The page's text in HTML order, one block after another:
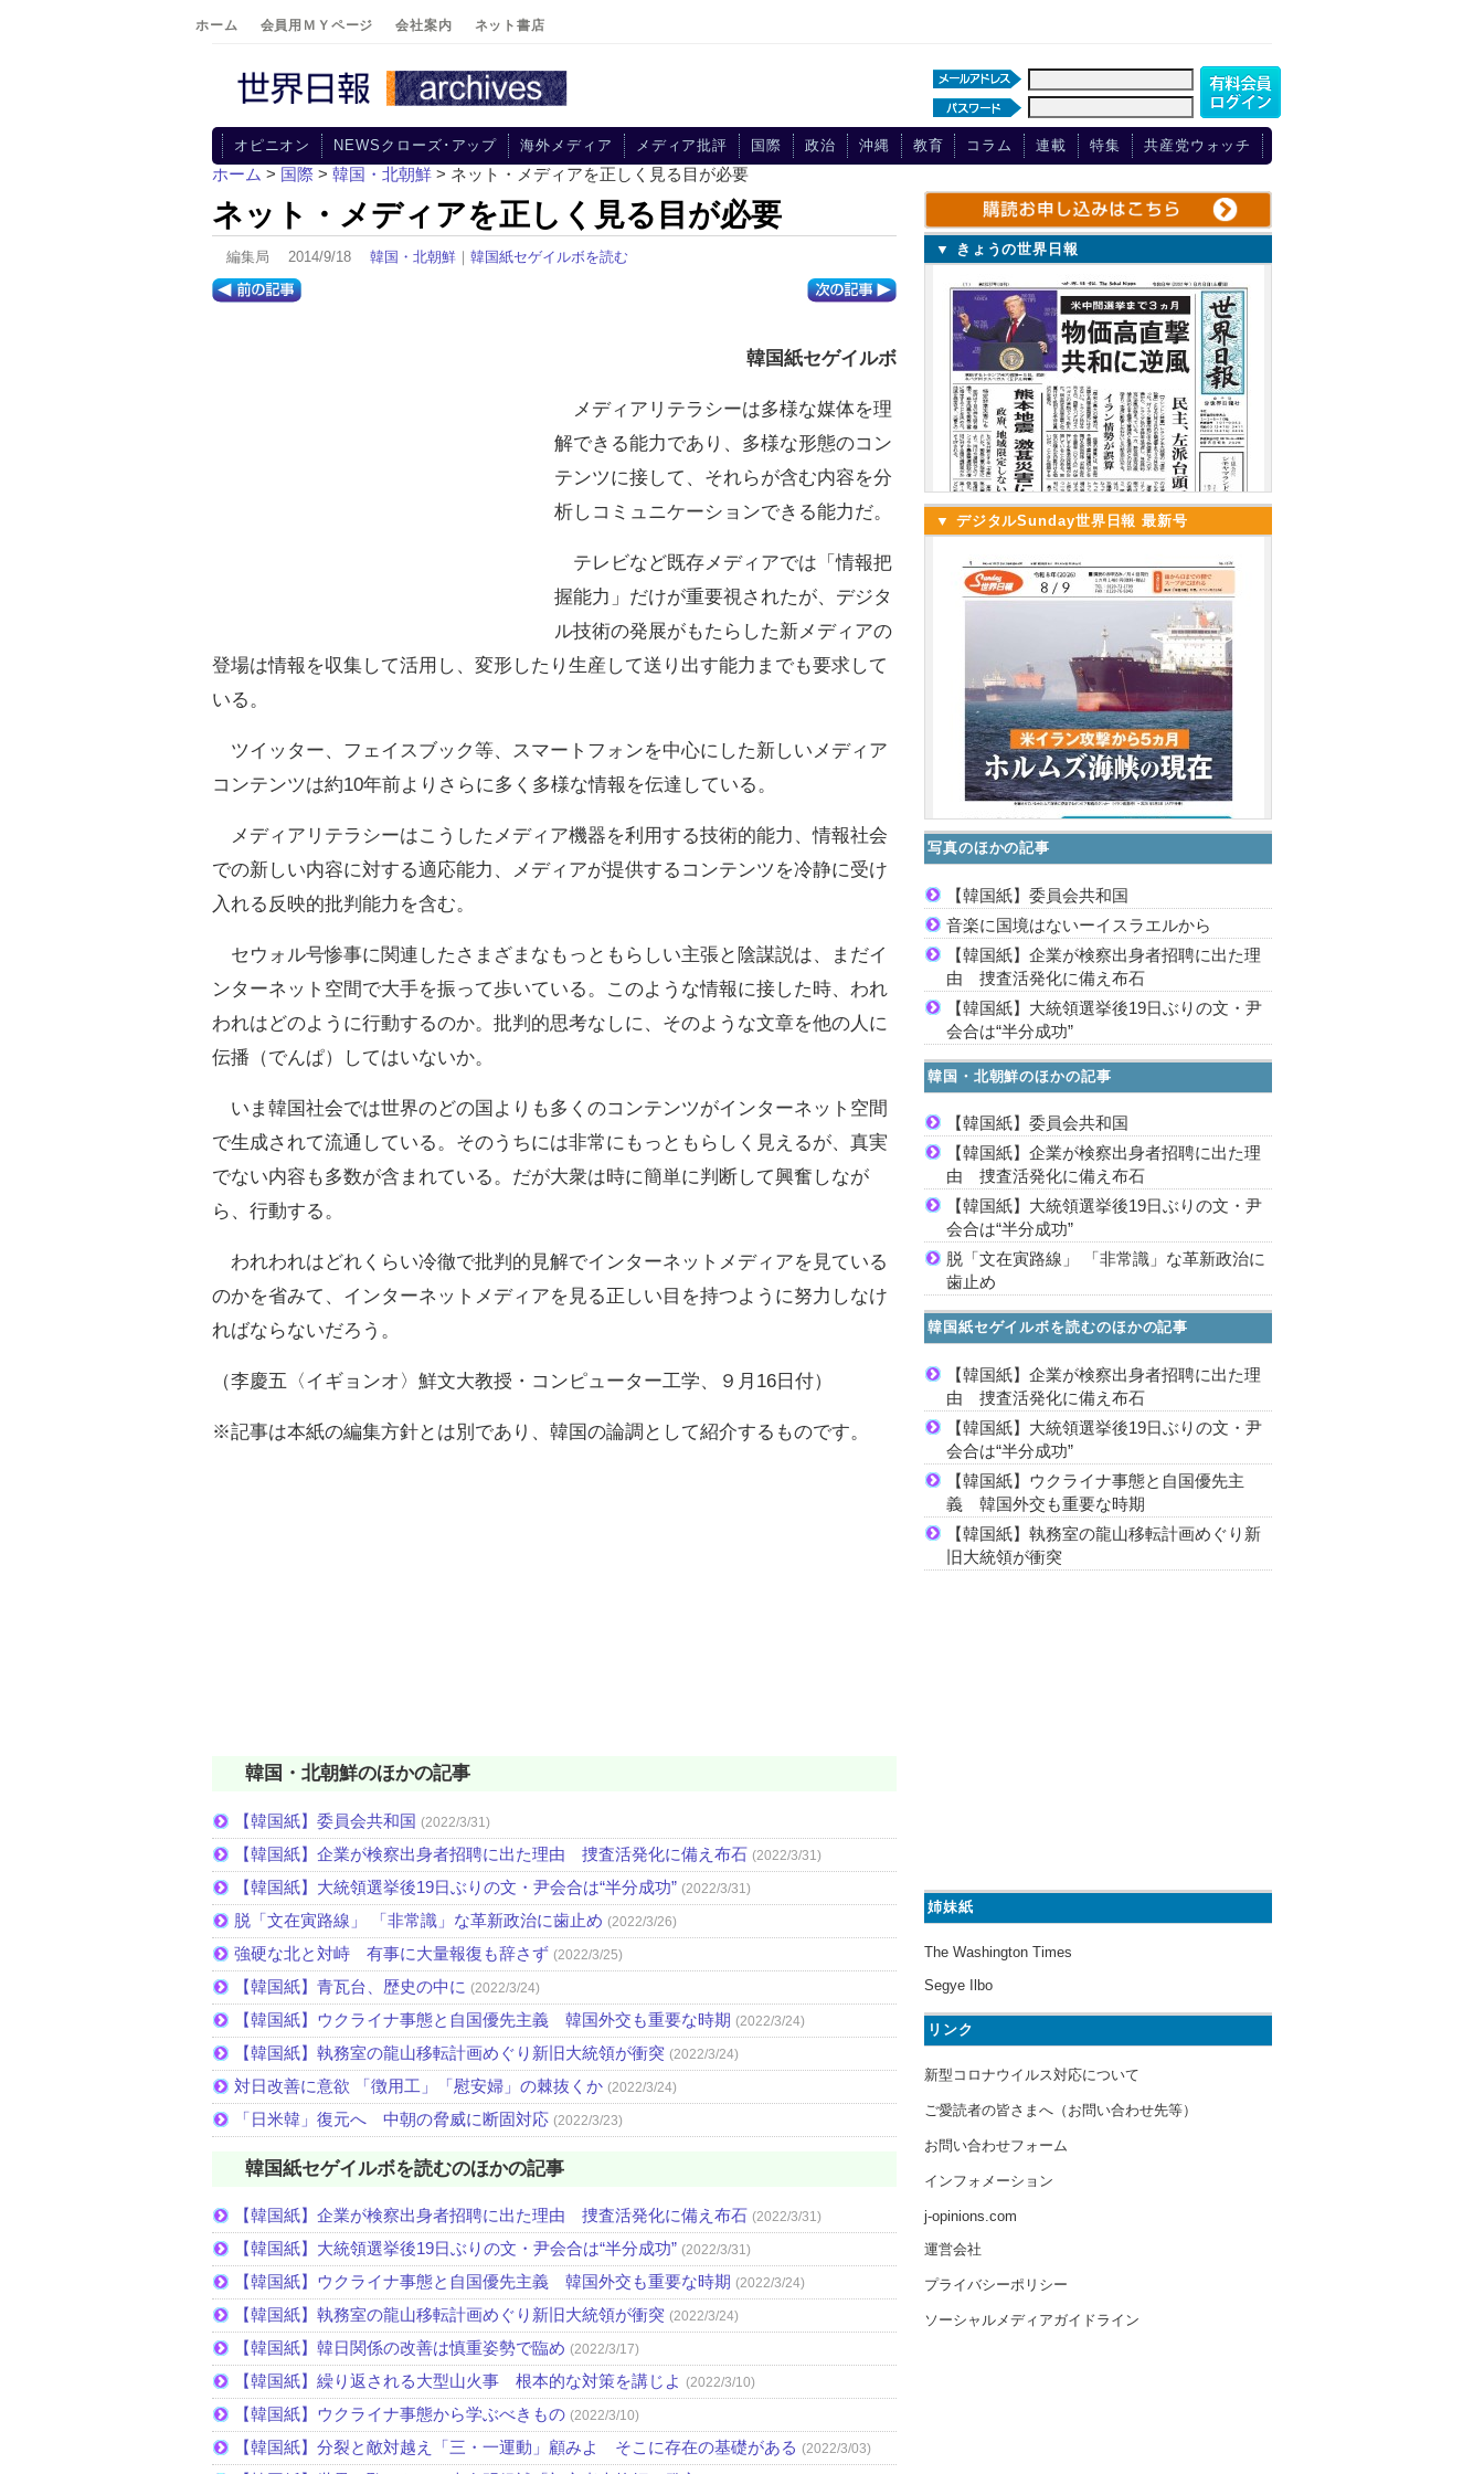
ホーム 会員用ＭＹページ 会社案内 ネット書店
オピニオン NEWSクローズ･アップ 海外メディア メディア批評 国際 政治 沖縄 教育 コラム 連載 特集 共産党ウォッチ
ホーム > 国際 > 韓国・北朝鮮 > ネット・メディアを正しく見る目が必要
ネット・メディアを正しく見る目が必要
編集局 2014/9/18 韓国・北朝鮮 ｜ 韓国紙セゲイルボを読む
韓国紙セゲイルボ
メディアリテラシーは多様な媒体を理
解できる能力であり、多様な形態のコン
テンツに接して、それらが含む内容を分
析しコミュニケーションできる能力だ。
テレビなど既存メディアでは「情報把
握能力」だけが重要視されたが、デジタ
ル技術の発展がもたらした新メディアの
登場は情報を収集して活用し、変形したり生産して送り出す能力までも要求して
いる。
ツイッター、フェイスブック等、スマートフォンを中心にした新しいメディア
コンテンツは約10年前よりさらに多く多様な情報を伝達している。
メディアリテラシーはこうしたメディア機器を利用する技術的能力、情報社会
での新しい内容に対する適応能力、メディアが提供するコンテンツを冷静に受け
入れる反映的批判能力を含む。
セウォル号惨事に関連したさまざまなもっともらしい主張と陰謀説は、まだイ
ンターネット空間で大手を振って歩いている。このような情報に接した時、われ
われはどのように行動するのか。批判的思考なしに、そのような文章を他の人に
伝播（でんぱ）してはいないか。
いま韓国社会では世界のどの国よりも多くのコンテンツがインターネット空間
で生成されて流通している。そのうちには非常にもっともらしく見えるが、真実
でない内容も多数が含まれている。だが大衆は時に簡単に判断して興奮しなが
ら、行動する。
われわれはどれくらい冷徹で批判的見解でインターネットメディアを見ている
のかを省みて、インターネットメディアを見る正しい目を持つように努力しなけ
ればならないだろう。
（李慶五〈イギョンオ〉鮮文大教授・コンピューター工学、９月16日付）
※記事は本紙の編集方針とは別であり、韓国の論調として紹介するものです。
韓国・北朝鮮のほかの記事
【韓国紙】委員会共和国 (2022/3/31)
【韓国紙】企業が検察出身者招聘に出た理由 捜査活発化に備え布石 (2022/3/31)
【韓国紙】大統領選挙後19日ぶりの文・尹会合は“半分成功” (2022/3/31)
脱「文在寅路線」 「非常識」な革新政治に歯止め (2022/3/26)
強硬な北と対峙 有事に大量報復も辞さず (2022/3/25)
【韓国紙】青瓦台、歴史の中に (2022/3/24)
【韓国紙】ウクライナ事態と自国優先主義 韓国外交も重要な時期 (2022/3/24)
【韓国紙】執務室の龍山移転計画めぐり新旧大統領が衝突 (2022/3/24)
対日改善に意欲 「徴用工」「慰安婦」の棘抜くか (2022/3/24)
「日米韓」復元へ 中朝の脅威に断固対応 (2022/3/23)
韓国紙セゲイルボを読むのほかの記事
【韓国紙】企業が検察出身者招聘に出た理由 捜査活発化に備え布石 (2022/3/31)
【韓国紙】大統領選挙後19日ぶりの文・尹会合は“半分成功” (2022/3/31)
【韓国紙】ウクライナ事態と自国優先主義 韓国外交も重要な時期 (2022/3/24)
【韓国紙】執務室の龍山移転計画めぐり新旧大統領が衝突 (2022/3/24)
【韓国紙】韓日関係の改善は慎重姿勢で臨め (2022/3/17)
【韓国紙】繰り返される大型山火事 根本的な対策を講じよ (2022/3/10)
【韓国紙】ウクライナ事態から学ぶべきもの (2022/3/10)
【韓国紙】分裂と敵対越え「三・一運動」顧みよ そこに存在の基礎がある (2022/3/03)
▼ きょうの世界日報
▼ デジタルSunday世界日報 最新号
写真のほかの記事
【韓国紙】委員会共和国
音楽に国境はないーイスラエルから
【韓国紙】企業が検察出身者招聘に出た理
由 捜査活発化に備え布石
【韓国紙】大統領選挙後19日ぶりの文・尹
会合は“半分成功”
韓国・北朝鮮のほかの記事
【韓国紙】委員会共和国
【韓国紙】企業が検察出身者招聘に出た理
由 捜査活発化に備え布石
【韓国紙】大統領選挙後19日ぶりの文・尹
会合は“半分成功”
脱「文在寅路線」 「非常識」な革新政治に
歯止め
韓国紙セゲイルボを読むのほかの記事
【韓国紙】企業が検察出身者招聘に出た理
由 捜査活発化に備え布石
【韓国紙】大統領選挙後19日ぶりの文・尹
会合は“半分成功”
【韓国紙】ウクライナ事態と自国優先主
義 韓国外交も重要な時期
【韓国紙】執務室の龍山移転計画めぐり新
旧大統領が衝突
姉妹紙
The Washington Times
Segye Ilbo
リンク
新型コロナウイルス対応について
ご愛読者の皆さまへ（お問い合わせ先等）
お問い合わせフォーム
インフォメーション
j-opinions.com
運営会社
プライバシーポリシー
ソーシャルメディアガイドライン